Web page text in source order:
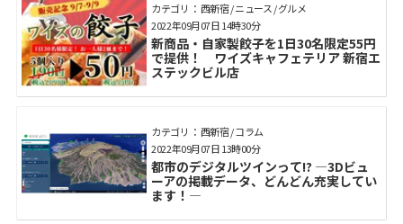
カテゴリ： 西新宿 / ニュース / グルメ
新商品・自家製餃子を1日30名限定55円
で提供！ ワイズキャフェテリア 新宿エ
ステックビル店
2022年09月07日 14時30分
カテゴリ： 西新宿 / コラム
都市のデジタルツインって!? ―3Dビュ
ーアの掲載データ、どんどん充実してい
ます！―
2022年09月07日 13時00分